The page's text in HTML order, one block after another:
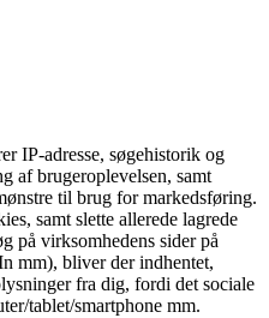
IP-adresse, søgehistorik og
af brugeroplevelsen, samt
til brug for markedsføring.
samt slette allerede lagrede
på virksomhedens sider på
mm), bliver der indhentet,
fra dig, fordi det sociale
tablet/smartphone mm.